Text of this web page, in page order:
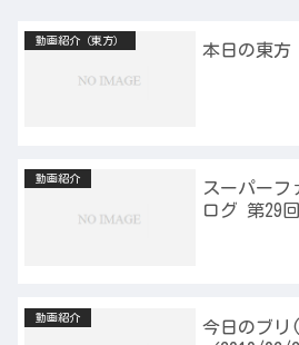
動画紹介（東方）
本日の東方
動画紹介
スーパーフ
ログ 第29回
動画紹介
今日のブ